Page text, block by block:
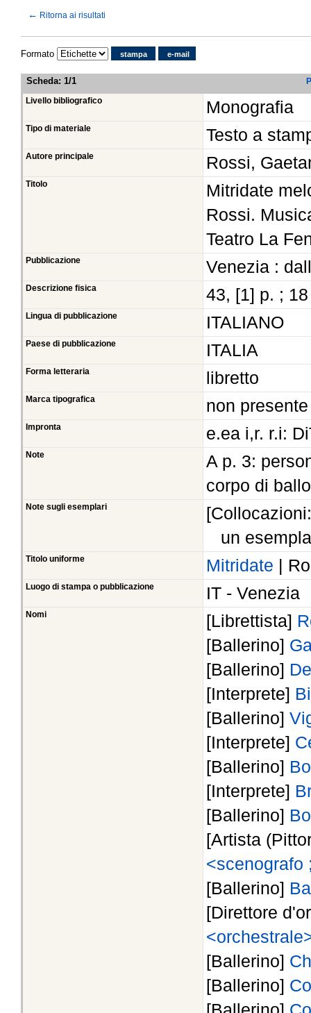
← Ritorna ai risultati
Formato stampa e-mail
Scheda: 1/1
Livello bibliografico Monografia
Tipo di materiale Testo a
Autore principale Rossi,
Titolo
Mitridate
Rossi.
Teatro La
Pubblicazione Venezia :
Descrizione fisica 43, [1] p. ;
Lingua di pubblicazione ITALIANO
Paese di pubblicazione ITALIA
Forma letteraria libretto
Marca tipografica non presente
Impronta e.ea i,r. r.i:
Note
A p. 3:
corpo di
Note sugli esemplari
un
Titolo uniforme Mitridate |
Luogo di stampa o pubblicazione IT - Venezia
Nomi [Librettista]
[Ballerino]
[Ballerino]
[Interprete]
[Ballerino]
[Interprete]
[Ballerino]
[Interprete]
[Ballerino]
[Artista
<scenografo
[Ballerino]
[Direttore
[Ballerino]
[Ballerino]